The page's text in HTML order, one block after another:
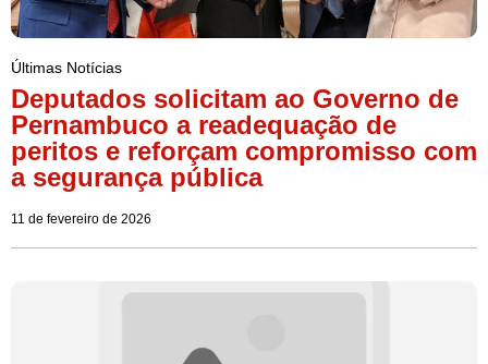
Últimas Notícias
Deputados solicitam ao Governo de
Pernambuco a readequação de
peritos e reforçam compromisso com
a segurança pública
11 de fevereiro de 2026